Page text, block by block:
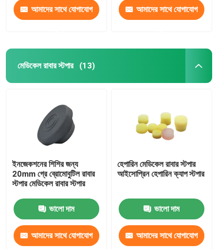
আমাদের সাথে যোগাযোগ আমাদের সাথে যোগাযোগ
মেডিকেল রাবার স্টপার (13)
ইনজেকশনের শিশির জন্য
20mm গ্রে ব্রোমোবুটিল রাবার
স্টপার মেডিকেল রাবার স্টপার
ভালো দাম
আমাদের সাথে যোগাযোগ
হেপারিন মেডিকেল রাবার স্টপার
আইসোপ্রিন হেপারিন ক্যাপ স্টপার
ভালো দাম
আমাদের সাথে যোগাযোগ